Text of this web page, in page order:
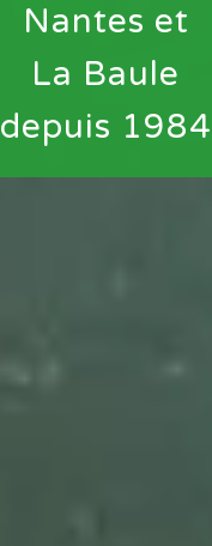
Nantes et
La Baule
depuis 1984